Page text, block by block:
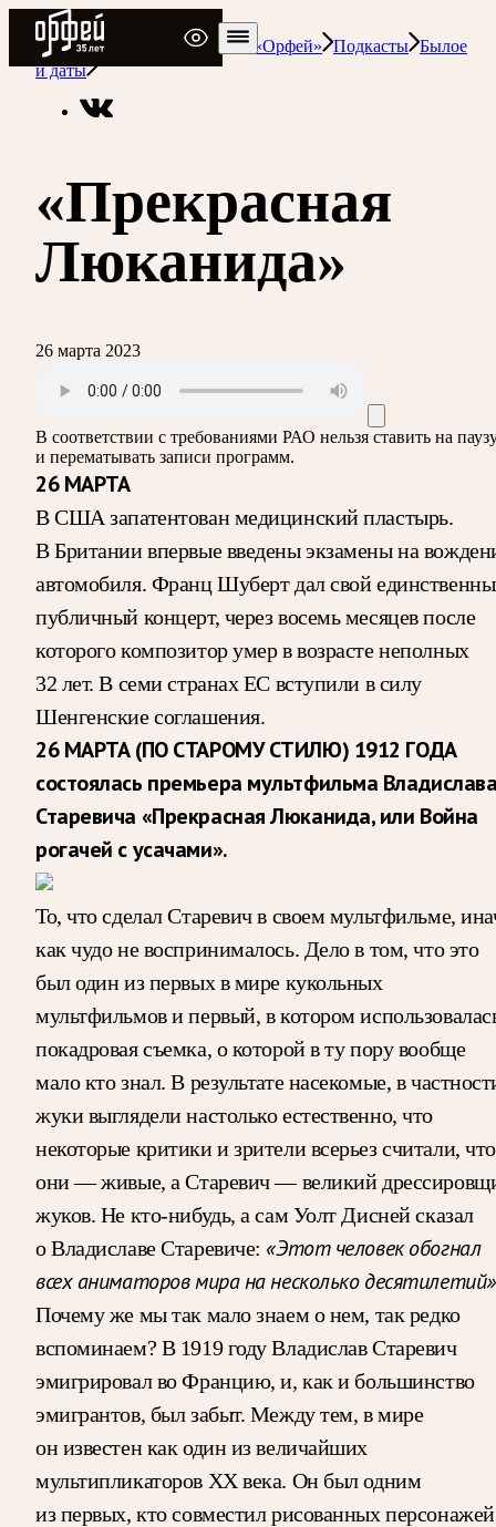
Радио Орфей
Радио классической музыки «Орфей»
Подкасты Былое
и даты
«Прекрасная
Люканида»
26 марта 2023
В соответствии с требованиями РАО нельзя ставить на
и перематывать записи программ.
26 МАРТА
В США запатентован медицинский пластырь.
В Британии впервые введены экзамены на
автомобиля. Франц Шуберт дал свой
публичный концерт, через восемь месяцев после
которого композитор умер в возрасте неполных
32 лет. В семи странах ЕС вступили в силу
Шенгенские соглашения.
26 МАРТА (ПО СТАРОМУ СТИЛЮ) 1912 ГОДА
состоялась премьера мультфильма
Старевича «Прекрасная Люканида, или Война
рогачей с усачами».
То, что сделал Старевич в своем мультфильме,
как чудо не воспринималось. Дело в том, что это
был один из первых в мире кукольных
мультфильмов и первый, в котором
покадровая съемка, о которой в ту пору вообще
мало кто знал. В результате насекомые, в
жуки выглядели настолько естественно, что
некоторые критики и зрители всерьез считали, что
они — живые, а Старевич — великий
жуков. Не кто-нибудь, а сам Уолт Дисней сказал
о Владиславе Старевиче: «Этот человек обогнал
всех аниматоров мира на несколько
Почему же мы так мало знаем о нем, так редко
вспоминаем? В 1919 году Владислав Старевич
эмигрировал во Францию, и, как и большинство
эмигрантов, был забыт. Между тем, в мире
он известен как один из величайших
мультипликаторов ХХ века. Он был одним
из первых, кто совместил рисованных персонажей